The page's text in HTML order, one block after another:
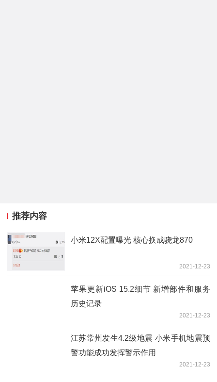
推荐内容
小米12X配置曝光 核心换成骁龙870
2021-12-23
苹果更新iOS 15.2细节 新增部件和服务
历史记录
2021-12-23
江苏常州发生4.2级地震 小米手机地震预
警功能成功发挥警示作用
2021-12-23